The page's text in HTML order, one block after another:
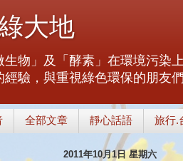
大地
生物」及「酵素」在環境污染
驗，與重視綠色環保的朋友
全部文章 靜心話語 旅行.
2011年10月1日 星期六